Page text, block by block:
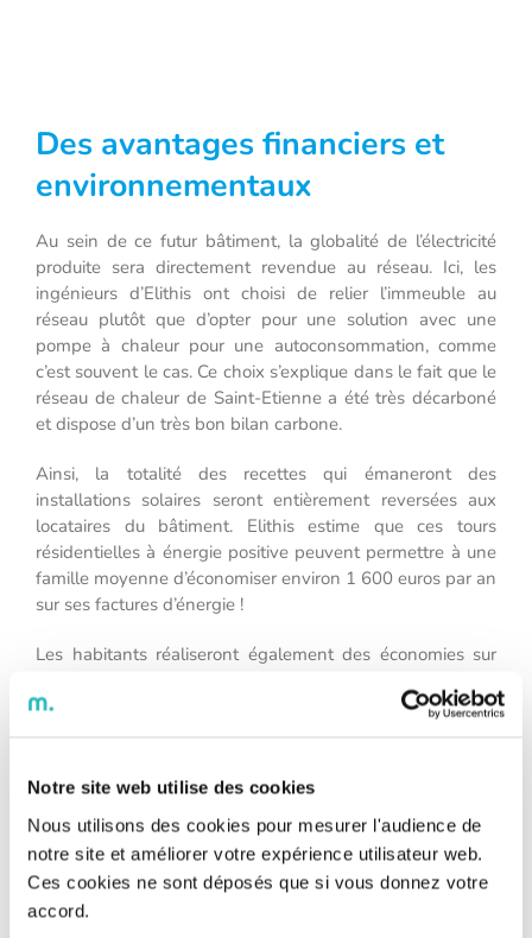
Notre site web utilise des cookies
Nous utilisons des cookies pour mesurer l'audience de
notre site et améliorer votre expérience utilisateur web.
Ces cookies ne sont déposés que si vous donnez votre
accord.
Des avantages financiers et
environnementaux
Au sein de ce futur bâtiment, la globalité de l’électricité
produite sera directement revendue au réseau. Ici, les
ingénieurs d’Elithis ont choisi de relier l’immeuble au
réseau plutôt que d’opter pour une solution avec une
pompe à chaleur pour une autoconsommation, comme
c’est souvent le cas. Ce choix s’explique dans le fait que le
réseau de chaleur de Saint-Etienne a été très décarboné
et dispose d’un très bon bilan carbone.
Ainsi, la totalité des recettes qui émaneront des
installations solaires seront entièrement reversées aux
locataires du bâtiment. Elithis estime que ces tours
résidentielles à énergie positive peuvent permettre à une
famille moyenne d’économiser environ 1 600 euros par an
sur ses factures d’énergie !
Les habitants réaliseront également des économies sur
fonctionnement de la tour dû à l’adoption de solutions
moindres détails pour tirer parti de toutes les ressources
naturelles à disposition.
On retrouvera donc des appartements bénéficiant d’une
double orientation, de larges baies vitrées pour faire